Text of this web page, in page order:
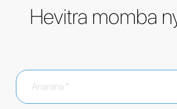
Hevitra momba